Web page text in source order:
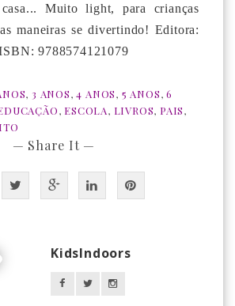
Muito light, para crianças
maneiras se divertindo! Editora:
9788574121079
, 3 ANOS,4 ANOS, 5 ANOS,6
, ESCOLA, LIVROS, PAIS,
— Share It —
KidsIndoors